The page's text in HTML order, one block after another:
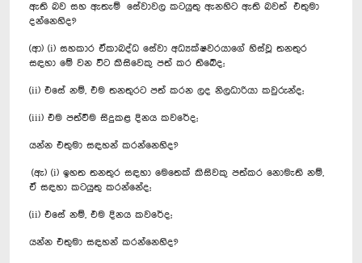
ඇති බව සහ ඇතැම් සේවාවල කටයුතු ඇනහිට ඇති බවත් එතුමා
දන්නෙහිද?
(ආ) (i) සහකාර ඒකාබද්ධ සේවා අධ්‍යක්ෂවරයාගේ හිස්වූ තනතුර
සඳහා මේ වන විට කිසිවෙකු පත් කර තිබේද;
(ii) එසේ නම්, එම තනතුරට පත් කරන ලද නිලධාරියා කවුරුන්ද;
(iii) එම පත්වීම සිදුකළ දිනය කවරේද;
යන්න එතුමා සඳහන් කරන්නෙහිද?
(ඇ) (i) ඉහත තනතුර සඳහා මෙතෙක් කිසිවකු පත්කර නොමැති නම්,
ඒ සඳහා කටයුතු කරන්නේද;
(ii) එසේ නම්, එම දිනය කවරේද;
යන්න එතුමා සඳහන් කරන්නෙහිද?